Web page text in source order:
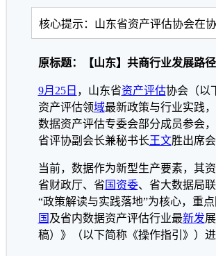
核心提示：山东省资产评估协会在
原标题：【山东】共商行业发展路
9月25日 ，山东省资产评估协会（以
资产评估领域最新政策与行业实践
数据资产评估专委会部分成员参会
省评协副会长兼秘书长王文胜出席
当前，数据作为新型生产要素，其
省财政厅、省 国资委、省大数据局
“政策解读与实践落地”为核心，重
国 及省内数据资产评估行业最新发
稿）》（以下简称《操作指引》）